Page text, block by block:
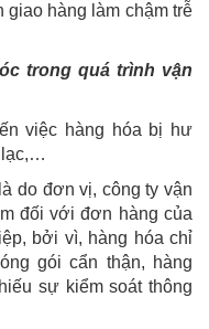
hàng làm chậm trễ
trong quá trình vận
việc hàng hóa bị hư
lạc,…
do đơn vị, công ty vận
đối với đơn hàng của
bởi vì, hàng hóa chỉ
gói cẩn thận, hàng
sự kiểm soát thông